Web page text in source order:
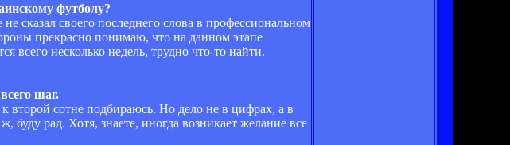
футболу?
своего последнего слова в профессиональном
прекрасно понимаю, что на данном этапе
всего несколько недель, трудно что-то найти.
шаг.
второй сотне подбираюсь. Но дело не в цифрах, а в
буду рад. Хотя, знаете, иногда возникает желание все